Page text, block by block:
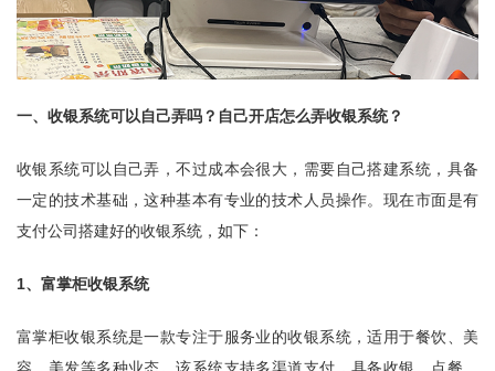
一、收银系统可以自己弄吗？自己开店怎么弄收银系统？
收银系统可以自己弄，不过成本会很大，需要自己搭建系统，具备
一定的技术基础，这种基本有专业的技术人员操作。现在市面是有
支付公司搭建好的收银系统，如下：
1、富掌柜收银系统
富掌柜收银系统是一款专注于服务业的收银系统，适用于餐饮、美